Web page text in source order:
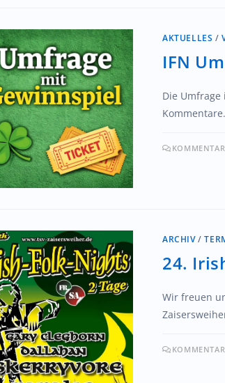
AKTUELLES /
IFN
Die
ARCHIV/
24.
Wir freuen